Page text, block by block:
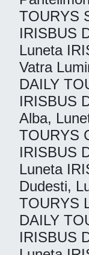
TOURYS
IRISBUS
Luneta
Vatra
DAILY
IRISBUS
Alba,
TOURYS
IRISBUS
Luneta
Dudesti,
TOURYS
DAILY
IRISBUS